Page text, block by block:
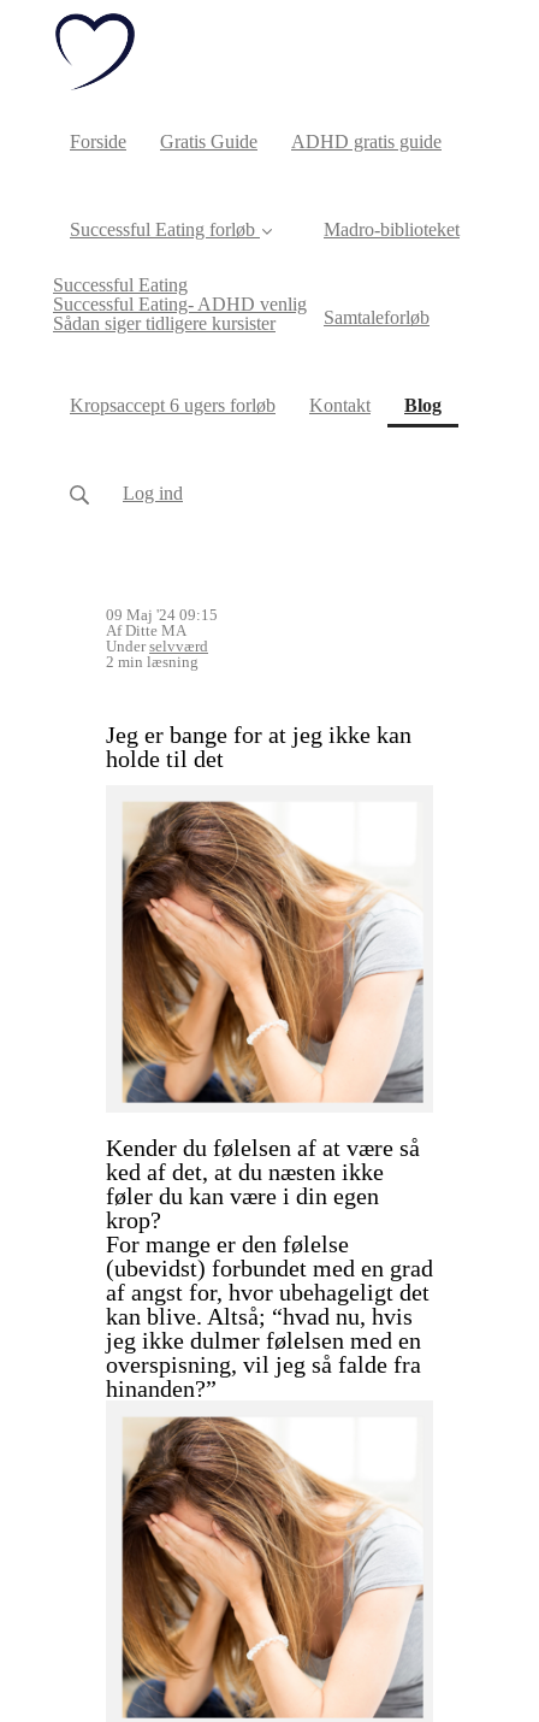
Forside Gratis Guide ADHD gratis guide
Successful Eating forløb
Successful Eating
Successful Eating- ADHD venlig
Sådan siger tidligere kursister
Madro-biblioteket
Samtaleforløb
Kropsaccept 6 ugers forløb Kontakt Blog(current)
Log ind
09 Maj '24 09:15
Af Ditte MA
Underselvværd
2 min læsning
Jeg er bange for at jeg ikke kan
holde til det
Kender du følelsen af at være så
ked af det, at du næsten ikke
føler du kan være i din egen
krop?
For mange er den følelse
(ubevidst) forbundet med en grad
af angst for, hvor ubehageligt det
kan blive. Altså; “hvad nu, hvis
jeg ikke dulmer følelsen med en
overspisning, vil jeg så falde fra
hinanden?”